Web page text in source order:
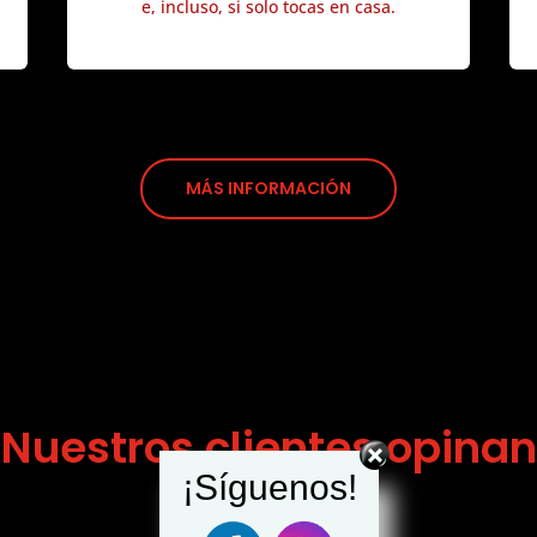
e, incluso, si solo tocas en casa.
MÁS INFORMACIÓN
Nuestros clientes opinan
¡Síguenos!